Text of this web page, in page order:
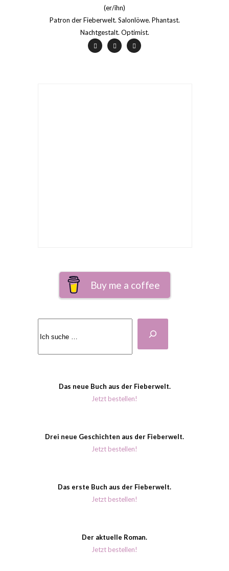
(er/ihn)
Patron der Fieberwelt. Salonlöwe. Phantast.
Nachtgestalt. Optimist.
Buy me a coffee
Das neue Buch aus der Fieberwelt.
Jetzt bestellen!
Drei neue Geschichten aus der Fieberwelt.
Jetzt bestellen!
Das erste Buch aus der Fieberwelt.
Jetzt bestellen!
Der aktuelle Roman.
Jetzt bestellen!